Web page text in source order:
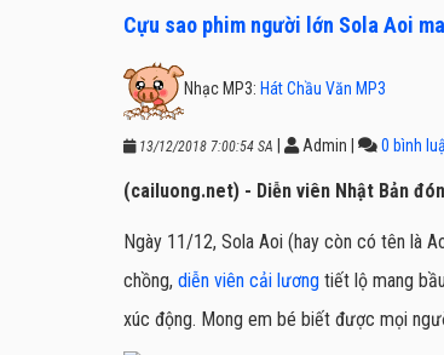
Cựu sao phim người lớn Sola Aoi
Nhạc MP3: Hát Chầu Văn MP3
13/12/2018 7:00:54 SA Admin 0 bình
(cailuong.net) - Diễn viên Nhật Bản
Ngày 11/12, Sola Aoi (hay còn có tên là
chồng, diễn viên cải lương tiết lộ mang
xúc động. Mong em bé biết được mọi